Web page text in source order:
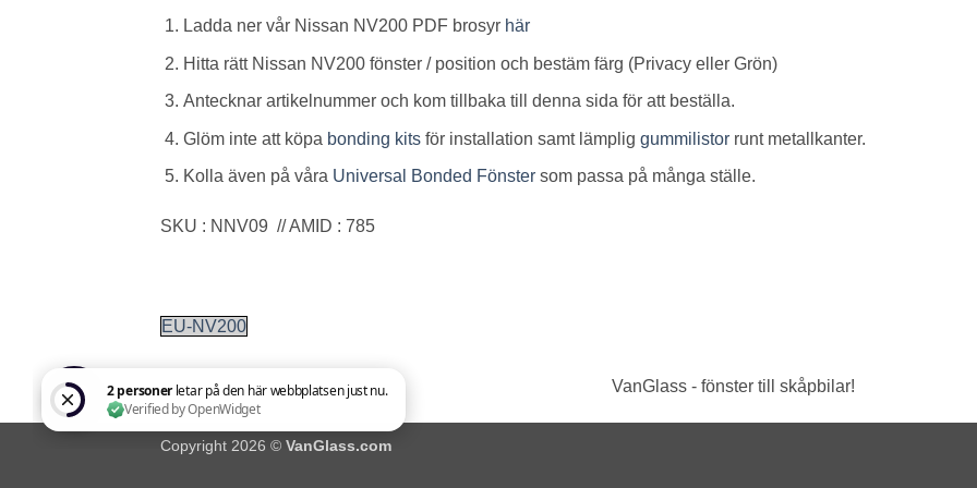
Ladda ner vår Nissan NV200 PDF brosyr här
Hitta rätt Nissan NV200 fönster / position och bestäm färg (Privacy eller Grön)
Antecknar artikelnummer och kom tillbaka till denna sida för att beställa.
Glöm inte att köpa bonding kitsför installation samt lämplig gummilistorrunt metallkanter.
Kolla även på våra Universal Bonded Fönstersom passa på många ställe.
SKU : NNV09 // AMID : 785
EU-NV200
VanGlass - fönster till skåpbilar!
Copyright 2026 © VanGlass.com